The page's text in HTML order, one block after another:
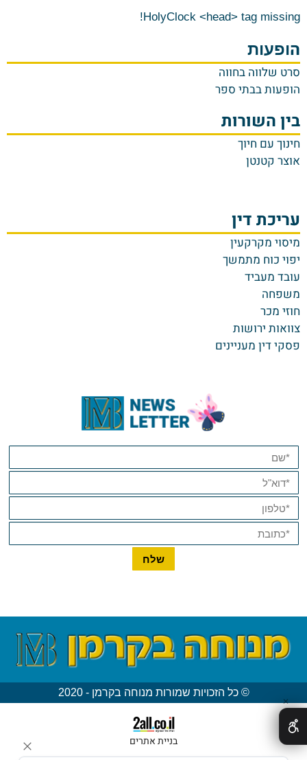
HolyClock <head> tag missing!
הופעות
סרט שלווה בחווה
הופעות בבתי ספר
בין השורות
חינוך עם חיוך
אוצר קטנטן
עריכת דין
מיסוי מקרקעין
יפוי כוח מתמשך
עובד מעביד
משפחה
חוזי מכר
צוואות ירושות
פסקי דין מעניינים
© כל הזכויות שמורות מנוחה בקרמן - 2020
בניית אתרים
✕